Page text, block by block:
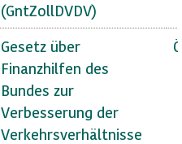
(GntZollDVDV)
Gesetz über
Finanzhilfen des
Bundes zur
Verbesserung der
Verkehrsverhältnisse